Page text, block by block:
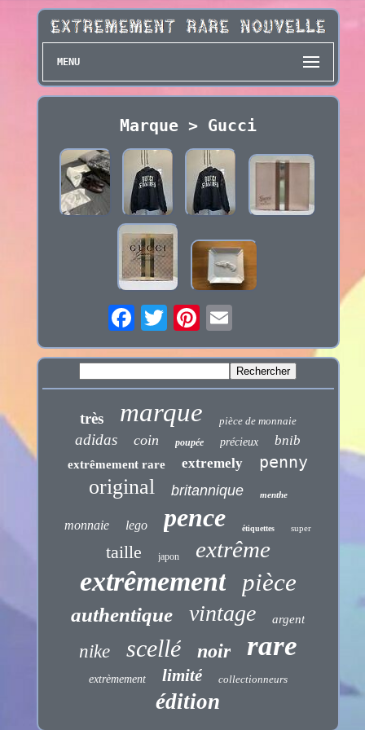
MENU
Marque > Gucci
très marque pièce de monnaie
adidas coin poupée précieux bnib
extrêmement rare extremely penny
original britannique menthe
monnaie lego pence étiquettes super
taille japon extrême
extrêmement pièce
authentique vintage argent
nike scellé noir rare
extrèmement limité collectionneurs
édition